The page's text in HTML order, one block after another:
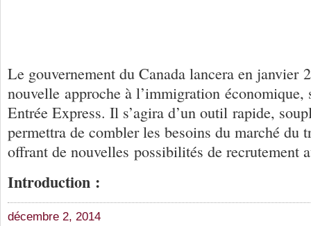
Le gouvernement du Canada lancera en janvier
nouvelle approche à l’immigration économique,
Entrée Express. Il s’agira d’un outil rapide,
permettra de combler les besoins du marché du
offrant de nouvelles possibilités de recrutement
Introduction :
décembre 2, 2014